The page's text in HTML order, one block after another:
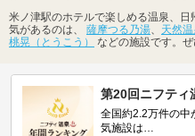
米ノ津駅のホテルで楽しめる温泉、
気があるのは、 薩摩つる乃湯 天然
桃晃（とうこう）
などの施設です。
第20回ニフティ
全国約2.2万件の中
気施設は…